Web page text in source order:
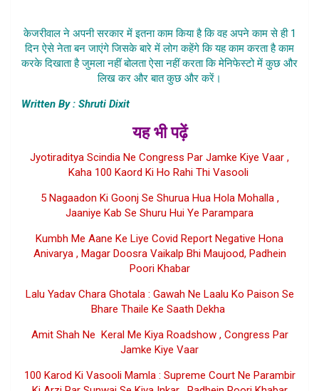
केजरीवाल ने अपनी सरकार में इतना काम किया है कि वह अपने काम से ही 1
दिन ऐसे नेता बन जाएंगे जिसके बारे में लोग कहेंगे कि यह काम करता है काम
करके दिखाता है जुमला नहीं बोलता ऐसा नहीं करता कि मेनिफेस्टो में कुछ और
लिख कर और बात कुछ और करें।
Written By : Shruti Dixit
यह भी पढ़ें
Jyotiraditya Scindia Ne Congress Par Jamke Kiye Vaar ,
Kaha 100 Kaord Ki Ho Rahi Thi Vasooli
5 Nagaadon Ki Goonj Se Shurua Hua Hola Mohalla ,
Jaaniye Kab Se Shuru Hui Ye Parampara
Kumbh Me Aane Ke Liye Covid Report Negative Hona
Anivarya , Magar Doosra Vaikalp Bhi Maujood, Padhein
Poori Khabar
Lalu Yadav Chara Ghotala : Gawah Ne Laalu Ko Paison Se
Bhare Thaile Ke Saath Dekha
Amit Shah Ne Keral Me Kiya Roadshow , Congress Par
Jamke Kiye Vaar
100 Karod Ki Vasooli Mamla : Supreme Court Ne Parambir